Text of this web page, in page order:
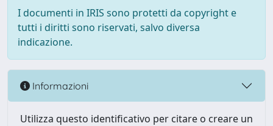
I documenti in IRIS sono protetti da copyright e
tutti i diritti sono riservati, salvo diversa
indicazione.
Informazioni
Utilizza questo identificativo per citare o creare un